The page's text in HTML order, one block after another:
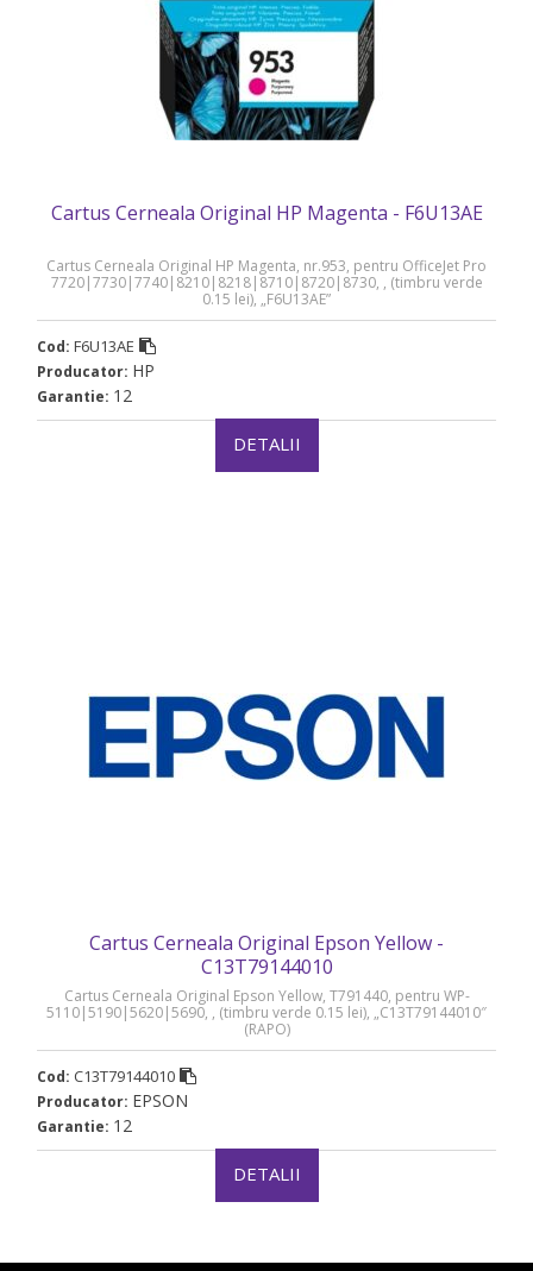
Cartus Cerneala Original HP Magenta - F6U13AE
Cartus Cerneala Original HP Magenta, nr.953, pentru OfficeJet Pro
7720|7730|7740|8210|8218|8710|8720|8730, , (timbru verde
0.15 lei), „F6U13AE”
Cod: F6U13AE
Producator: HP
Garantie: 12
DETALII
Cartus Cerneala Original Epson Yellow -
C13T79144010
Cartus Cerneala Original Epson Yellow, T791440, pentru WP-
5110|5190|5620|5690, , (timbru verde 0.15 lei), „C13T79144010″
(RAPO)
Cod: C13T79144010
Producator: EPSON
Garantie: 12
DETALII